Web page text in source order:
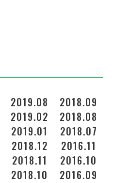
2019.08
2019.02
2019.01
2018.12
2018.11
2018.10
2018.09
2018.08
2018.07
2016.11
2016.10
2016.09